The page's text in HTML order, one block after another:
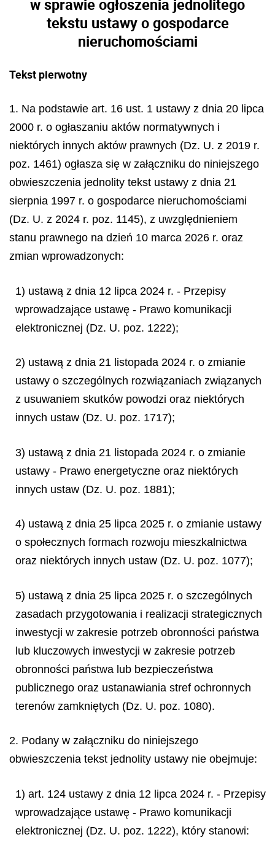
w sprawie ogłoszenia jednolitego
tekstu ustawy o gospodarce
nieruchomościami
Tekst pierwotny
1. Na podstawie art. 16 ust. 1 ustawy z dnia 20 lipca
2000 r. o ogłaszaniu aktów normatywnych i
niektórych innych aktów prawnych (Dz. U. z 2019 r.
poz. 1461) ogłasza się w załączniku do niniejszego
obwieszczenia jednolity tekst ustawy z dnia 21
sierpnia 1997 r. o gospodarce nieruchomościami
(Dz. U. z 2024 r. poz. 1145), z uwzględnieniem
stanu prawnego na dzień 10 marca 2026 r. oraz
zmian wprowadzonych:
1) ustawą z dnia 12 lipca 2024 r. - Przepisy
wprowadzające ustawę - Prawo komunikacji
elektronicznej (Dz. U. poz. 1222);
2) ustawą z dnia 21 listopada 2024 r. o zmianie
ustawy o szczególnych rozwiązaniach związanych
z usuwaniem skutków powodzi oraz niektórych
innych ustaw (Dz. U. poz. 1717);
3) ustawą z dnia 21 listopada 2024 r. o zmianie
ustawy - Prawo energetyczne oraz niektórych
innych ustaw (Dz. U. poz. 1881);
4) ustawą z dnia 25 lipca 2025 r. o zmianie ustawy
o społecznych formach rozwoju mieszkalnictwa
oraz niektórych innych ustaw (Dz. U. poz. 1077);
5) ustawą z dnia 25 lipca 2025 r. o szczególnych
zasadach przygotowania i realizacji strategicznych
inwestycji w zakresie potrzeb obronności państwa
lub kluczowych inwestycji w zakresie potrzeb
obronności państwa lub bezpieczeństwa
publicznego oraz ustanawiania stref ochronnych
terenów zamkniętych (Dz. U. poz. 1080).
2. Podany w załączniku do niniejszego
obwieszczenia tekst jednolity ustawy nie obejmuje:
1) art. 124 ustawy z dnia 12 lipca 2024 r. - Przepisy
wprowadzające ustawę - Prawo komunikacji
elektronicznej (Dz. U. poz. 1222), który stanowi: